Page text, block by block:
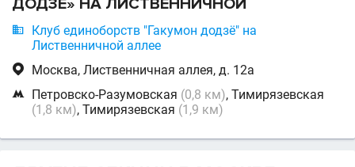
ДОДЗЕ» НА ЛИСТВЕННИЧНОЙ

Клуб единоборств "Гакумон додзё" на
Лиственничной аллее
 Москва, Лиственничная аллея, д. 12а
 Петровско-Разумовская (0,8 км), Тимирязевская
(1,8 км), Тимирязевская (1,9 км)